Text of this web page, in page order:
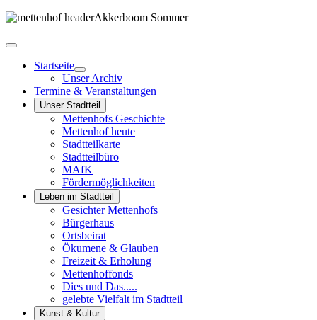
Startseite
Unser Archiv
Termine & Veranstaltungen
Unser Stadtteil
Mettenhofs Geschichte
Mettenhof heute
Stadtteilkarte
Stadtteilbüro
MAfK
Fördermöglichkeiten
Leben im Stadtteil
Gesichter Mettenhofs
Bürgerhaus
Ortsbeirat
Ökumene & Glauben
Freizeit & Erholung
Mettenhoffonds
Dies und Das.....
gelebte Vielfalt im Stadtteil
Kunst & Kultur